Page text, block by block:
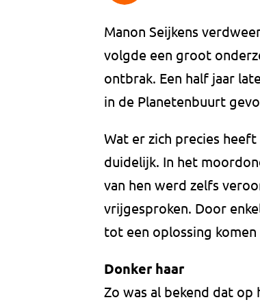
Manon Seijkens
volgde een groot
ontbrak. Een half jaar
in de Planetenbuurt
Wat er zich precies
duidelijk. In het
van hen werd zelfs
vrijgesproken. Door
tot een oplossing komen
Donker haar
Zo was al bekend dat op